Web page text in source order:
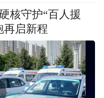
核守护“百人援
再启新程